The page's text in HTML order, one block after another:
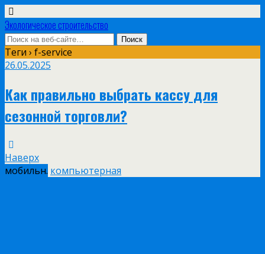
Экологическое строительство
Теги › f-service
26.05.2025
Как правильно выбрать кассу для
сезонной торговли?
Наверх
мобильн. компьютерная